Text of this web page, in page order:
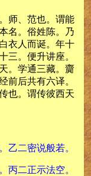
师、范也。谓能
名。俗姓陈。乃
衣人而诞。年十
三。便升讲座。
。学通三藏。齎
前后共有六译。
也。谓传彼西天
乙二密说般若。
丙二正示法空。